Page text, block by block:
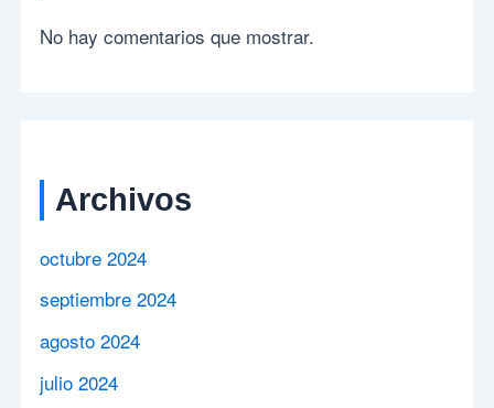
No hay comentarios que mostrar.
Archivos
octubre 2024
septiembre 2024
agosto 2024
julio 2024